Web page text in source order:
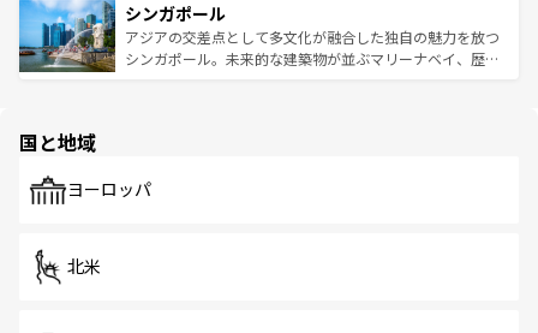
参照してほしい。
激する。気候は一年中温暖で、どの季節にも異なる楽しみ
が待っている。親しみやすいタイの人々、仏教を中心とし
た文化、そして多様な観光資源が、訪れる旅人を魅了し続
み、どこを訪れても感動するはず。観光スポットが密集し
ており、効率よく見どころを回れるのも魅力。息をのむよ
うな絶景から文化的な体験まで、香港を存分に楽しみ尽く
シンガポール
アジアの交差点として多文化が融合した独自の魅力を放つ
シンガポール。未来的な建築物が並ぶマリーナベイ、歴史
で、ホーカーズは地元の風情を楽しめる外せないスポット
国と地域
ヨーロッパ
北米